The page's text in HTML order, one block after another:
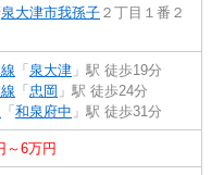
泉大津市我孫子 ２丁目１番２
「 泉大津 」駅 徒歩19分
「 忠岡 」駅 徒歩24分
「 和泉府中 」駅 徒歩31分
～6万円